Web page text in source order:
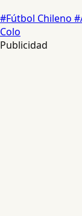
#Fútbol Chileno
Colo
Publicidad